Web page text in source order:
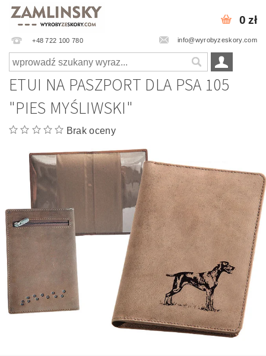
+48 722 100 780 info@wyrobyzeskory.com
0 zł
ETUI NA PASZPORT DLA PSA 105
"PIES MYŚLIWSKI"
Brak oceny